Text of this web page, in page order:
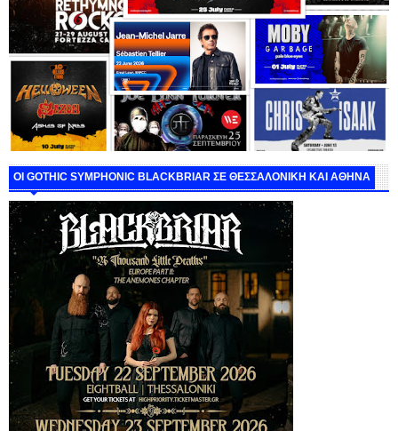
ΟΙ GOTHIC SYMPHONIC BLACKBRIAR ΣΕ ΘΕΣΣΑΛΟΝΙΚΗ ΚΑΙ ΑΘΗΝΑ